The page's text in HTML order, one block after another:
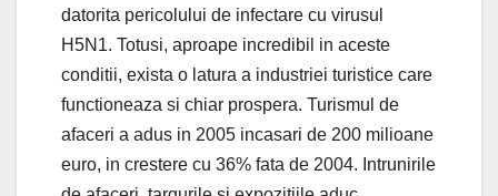
datorita pericolului de infectare cu virusul
H5N1. Totusi, aproape incredibil in aceste
conditii, exista o latura a industriei turistice care
functioneaza si chiar prospera. Turismul de
afaceri a adus in 2005 incasari de 200 milioane
euro, in crestere cu 36% fata de 2004. Intrunirile